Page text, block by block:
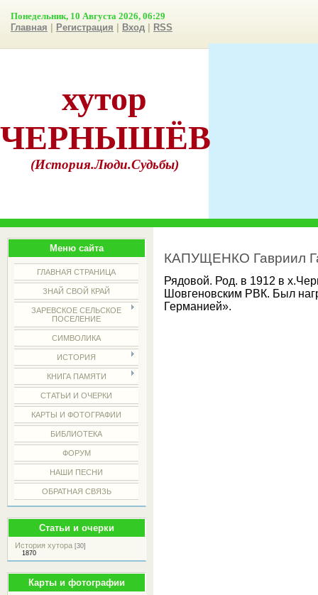
Понедельник, 10 Августа 2026, 06:29
Главная
Регистрация Вход RSS
хутор
ЧЕРНЫШЁВ
(История.Люди.Судьбы)
Меню сайта
ГЛАВНАЯ СТРАНИЦА
ЗНАЙ СВОЙ КРАЙ
ЗАРЕВСКОЕ СЕЛЬСКОЕ
ПОСЕЛЕНИЕ
СИМВОЛИКА
ИСТОРИЯ
КНИГА ПАМЯТИ
СТАТЬИ И ОЧЕРКИ
КАРТЫ И ФОТОГРАФИИ
БИБЛИОТЕКА
ФОРУМ
НАШИ ПЕСНИ
ОБРАТНАЯ СВЯЗЬ
Статьи и очерки
История хутора [30]
1870
Карты и фотографии
КАПУЩЕНКО Гавриил
Рядовой. Род. в 1912 в
Шовгеновским РВК. Был
Германией».